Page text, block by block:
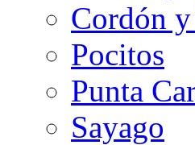
Cordón
Pocitos
Punta
Sayago